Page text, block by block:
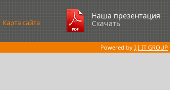
Карта сайта
Наша презентация
Скачать
Powered by IJI IT GROUP